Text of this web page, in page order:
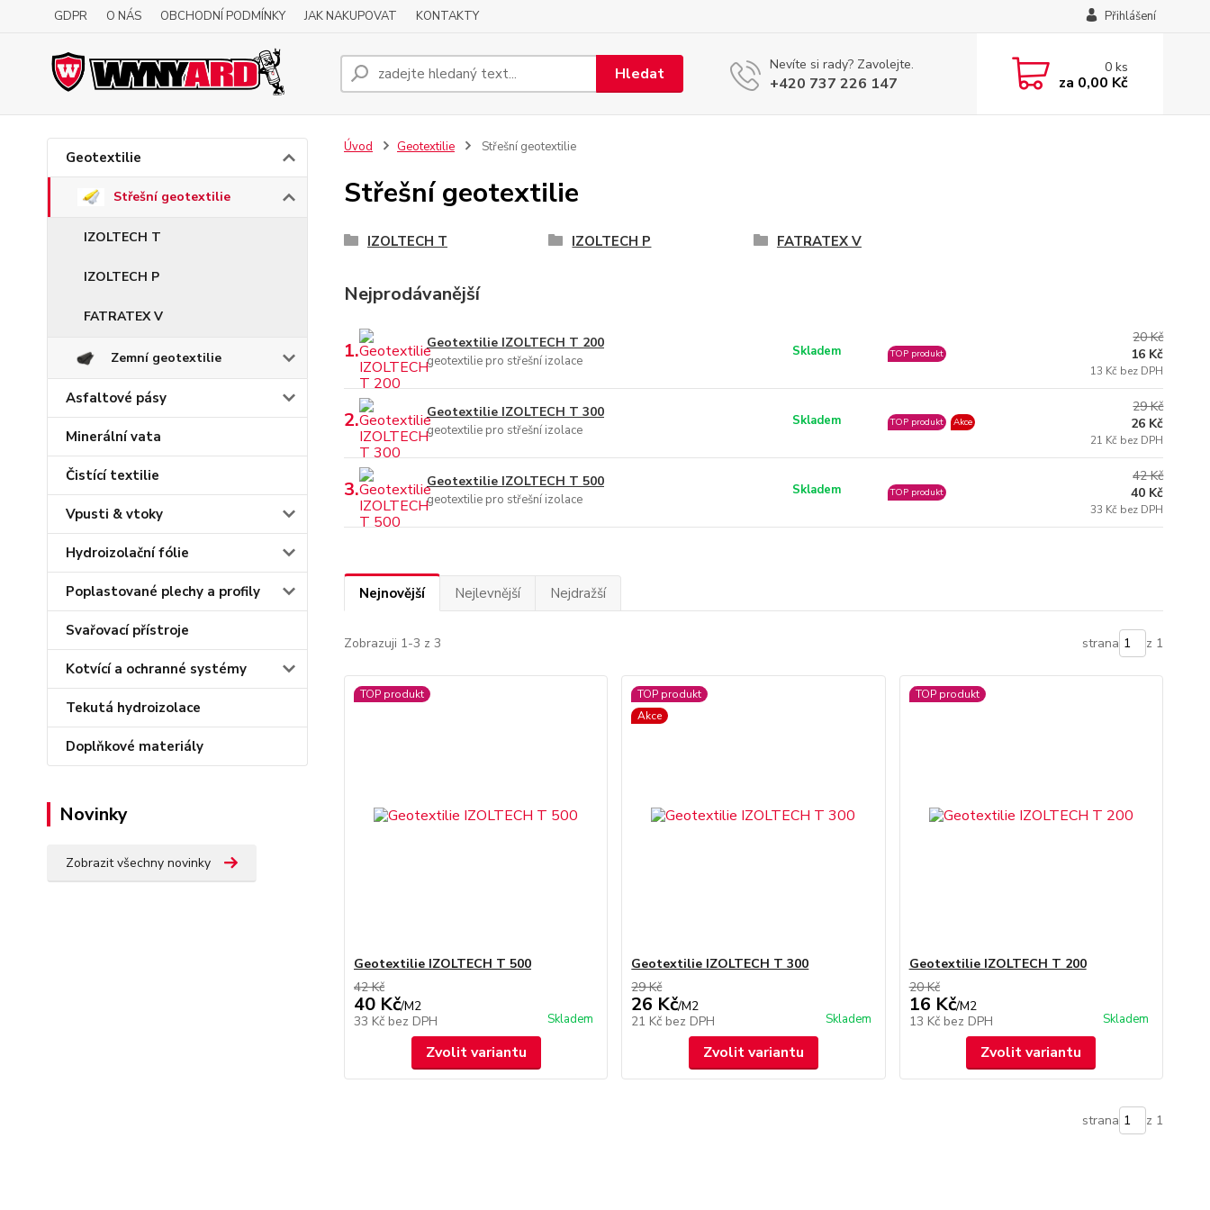
GDPR O NÁS OBCHODNÍ PODMÍNKY JAK NAKUPOVAT KONTAKTY Přihlášení
Hledat Nevíte si rady? Zavolejte.
+420 737 226 147
0ks
za 0,00 Kč
Geotextilie
Střešní geotextilie
IZOLTECH T
IZOLTECH P
FATRATEX V
Zemní geotextilie
Asfaltové pásy
Minerální vata
Čistící textilie
Vpusti & vtoky
Hydroizolační fólie
Poplastované plechy a profily
Svařovací přístroje
Kotvící a ochranné systémy
Tekutá hydroizolace
Doplňkové materiály
Novinky
Zobrazit všechny novinky
Úvod Geotextilie Střešní geotextilie
Střešní geotextilie
IZOLTECH T IZOLTECH P FATRATEX V
Nejprodávanější
1. Geotextilie IZOLTECH T 200
geotextilie pro střešní izolace
Skladem TOP produkt
20 Kč
16 Kč
13 Kč bez DPH
2. Geotextilie IZOLTECH T 300
geotextilie pro střešní izolace
Skladem TOP produkt Akce
29 Kč
26 Kč
21 Kč bez DPH
3. Geotextilie IZOLTECH T 500
geotextilie pro střešní izolace
Skladem TOP produkt
42 Kč
40 Kč
33 Kč bez DPH
Nejnovější Nejlevnější Nejdražší
Zobrazuji 1-3 z 3 strana z 1
TOP produkt
Geotextilie IZOLTECH T 500
42 Kč
40 Kč/M2
33 Kč bez DPH Skladem
Zvolit variantu
TOP produkt
Akce
Geotextilie IZOLTECH T 300
29 Kč
26 Kč/M2
21 Kč bez DPH Skladem
Zvolit variantu
TOP produkt
Geotextilie IZOLTECH T 200
20 Kč
16 Kč/M2
13 Kč bez DPH Skladem
Zvolit variantu
strana z 1